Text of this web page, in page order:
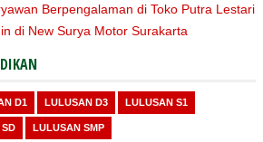
Berpengalaman di Toko Putra Lestari
di New Surya Motor Surakarta
D1 LULUSAN D3 LULUSAN S1
LULUSAN SMP